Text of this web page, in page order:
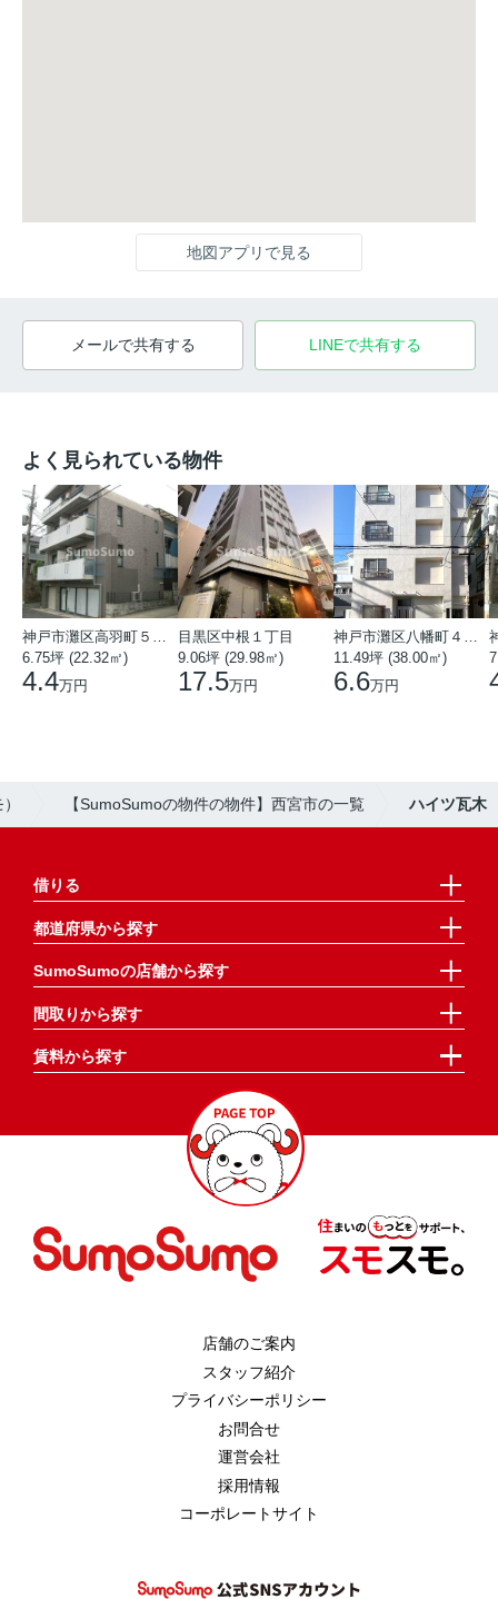
地図アプリで見る
メールで共有する LINEで共有する
よく見られている物件
6.75坪 (22.32㎡)
4.4万円
目黒区中根１丁目
9.06坪 (29.98㎡)
17.5万円
11.49坪 (38.00㎡)
6.6万円
【SumoSumoの物件の物件】西宮市の一覧 ハイツ瓦木
借りる
都道府県から探す
SumoSumoの店舗から探す
間取りから探す
賃料から探す
店舗のご案内
スタッフ紹介
プライバシーポリシー
お問合せ
運営会社
採用情報
コーポレートサイト